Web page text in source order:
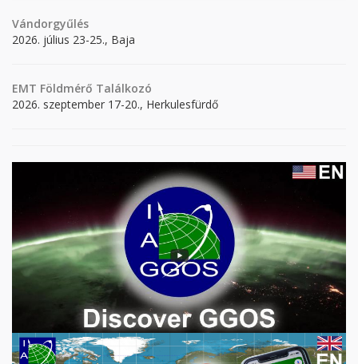
Vándorgyűlés
2026. július 23-25., Baja
EMT Földmérő Találkozó
2026. szeptember 17-20., Herkulesfürdő